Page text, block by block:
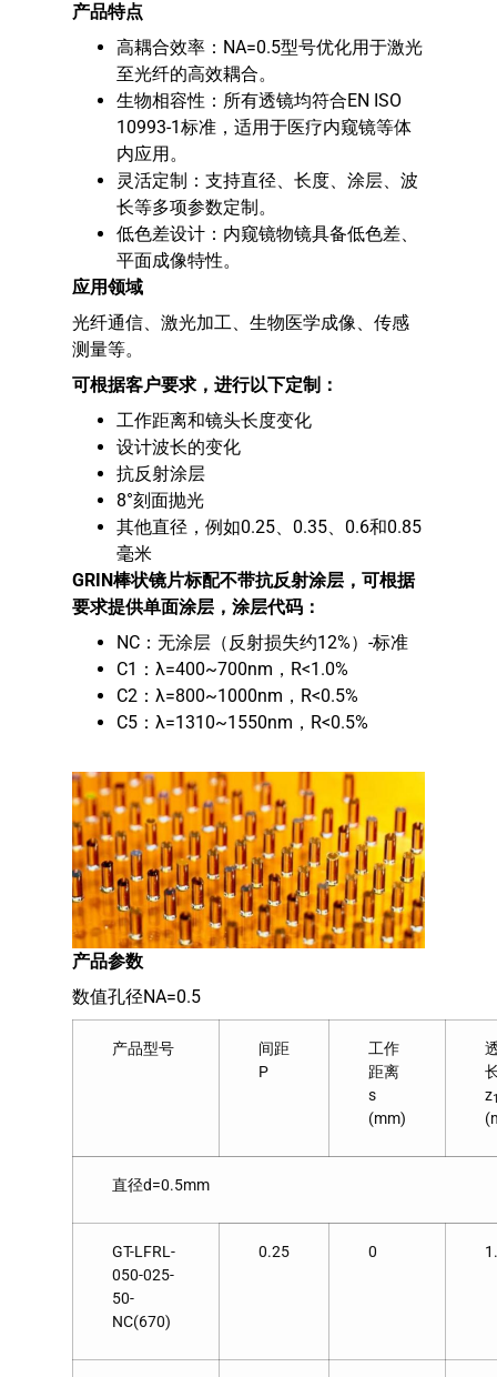
产品特点
高耦合效率：NA=0.5型号优化用于激光
至光纤的高效耦合。
生物相容性：所有透镜均符合EN ISO
10993-1标准，适用于医疗内窥镜等体
内应用。
灵活定制：支持直径、长度、涂层、波
长等多项参数定制。
低色差设计：内窥镜物镜具备低色差、
平面成像特性。
应用领域
光纤通信、激光加工、生物医学成像、传感
测量等。
可根据客户要求，进行以下定制：
工作距离和镜头长度变化
设计波长的变化
抗反射涂层
8°刻面抛光
其他直径，例如0.25、0.35、0.6和0.85
毫米
GRIN棒状镜片标配不带抗反射涂层，可根据
要求提供单面涂层，涂层代码：
NC：无涂层（反射损失约12%）-标准
C1：λ=400~700nm，R<1.0%
C2：λ=800~1000nm，R<0.5%
C5：λ=1310~1550nm，R<0.5%
产品参数
数值孔径NA=0.5
产品型号
间距
P
工作
距离
s
(mm)
z
直径d=0.5mm
GT-LFRL-
050-025-
50-
NC(670)
0.25 0